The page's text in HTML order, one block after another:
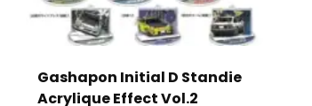
Gashapon Initial D Standie
Acrylique Effect Vol.2